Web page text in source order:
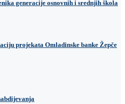
generacije osnovnih i srednjih škola
projekata Omladinske banke Žepče